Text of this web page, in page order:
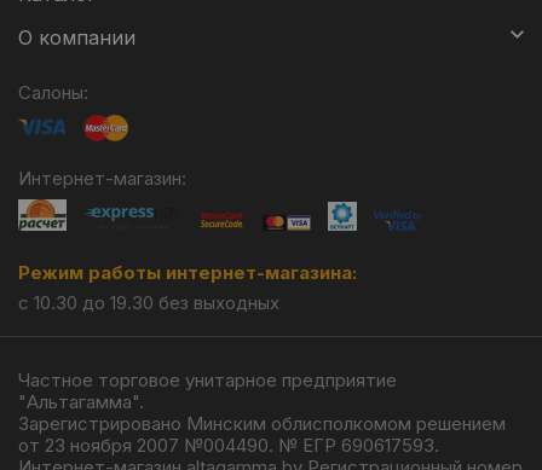
О компании
Салоны:
Интернет-магазин:
Режим работы интернет-магазина:
с 10.30 до 19.30 без выходных
Частное торговое унитарное предприятие
"Альтагамма".
Зарегистрировано Минским облисполкомом решением
от 23 ноября 2007 №004490. № ЕГР 690617593.